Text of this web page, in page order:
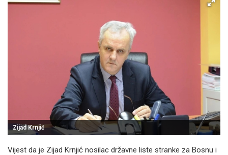
Zijad Krnjić
Vijest da je Zijad Krnjić nosilac državne liste stranke za Bosnu i